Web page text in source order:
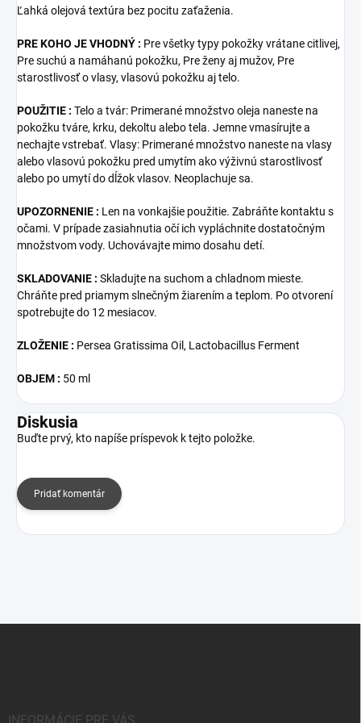
Ľahká olejová textúra bez pocitu zaťaženia.
PRE KOHO JE VHODNÝ : Pre všetky typy pokožky vrátane citlivej,
Pre suchú a namáhanú pokožku, Pre ženy aj mužov, Pre
starostlivosť o vlasy, vlasovú pokožku aj telo.
POUŽITIE : Telo a tvár: Primerané množstvo oleja naneste na
pokožku tváre, krku, dekoltu alebo tela. Jemne vmasírujte a
nechajte vstrebať. Vlasy: Primerané množstvo naneste na vlasy
alebo vlasovú pokožku pred umytím ako výživnú starostlivosť
alebo po umytí do dĺžok vlasov. Neoplachuje sa.
UPOZORNENIE : Len na vonkajšie použitie. Zabráňte kontaktu s
očami. V prípade zasiahnutia očí ich vypláchnite dostatočným
množstvom vody. Uchovávajte mimo dosahu detí.
SKLADOVANIE : Skladujte na suchom a chladnom mieste.
Chráňte pred priamym slnečným žiarením a teplom. Po otvorení
spotrebujte do 12 mesiacov.
ZLOŽENIE : Persea Gratissima Oil, Lactobacillus Ferment
OBJEM : 50 ml
Diskusia
Buďte prvý, kto napíše príspevok k tejto položke.
Pridať komentár